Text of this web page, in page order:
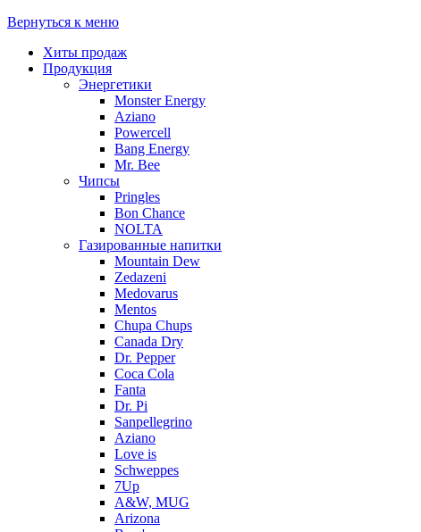
Вернуться к меню
Хиты продаж
Продукция
Энергетики
Monster Energy
Aziano
Powercell
Bang Energy
Mr. Bee
Чипсы
Pringles
Bon Chance
NOLTA
Газированные напитки
Mountain Dew
Zedazeni
Medovarus
Mentos
Chupa Chups
Canada Dry
Dr. Pepper
Coca Cola
Fanta
Dr. Pi
Sanpellegrino
Aziano
Love is
Schweppes
7Up
A&W, MUG
Arizona